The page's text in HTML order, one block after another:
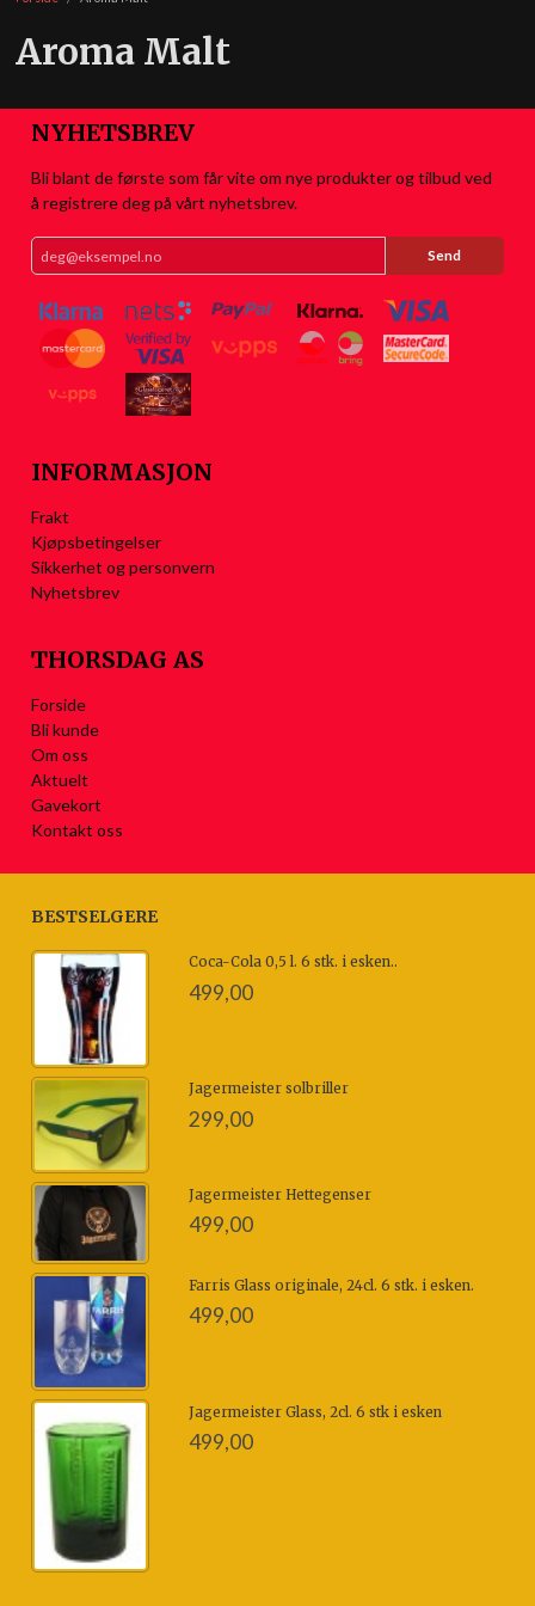
Aroma Malt
NYHETSBREV
Bli blant de første som får vite om nye produkter og tilbud ved
å registrere deg på vårt nyhetsbrev.
INFORMASJON
Frakt
Kjøpsbetingelser
Sikkerhet og personvern
Nyhetsbrev
THORSDAG AS
Forside
Bli kunde
Om oss
Aktuelt
Gavekort
Kontakt oss
BESTSELGERE
Coca-Cola 0,5 l. 6 stk. i esken..
499,00
Jagermeister solbriller
299,00
Jagermeister Hettegenser
499,00
Farris Glass originale, 24cl. 6 stk. i esken.
499,00
Jagermeister Glass, 2cl. 6 stk i esken
499,00